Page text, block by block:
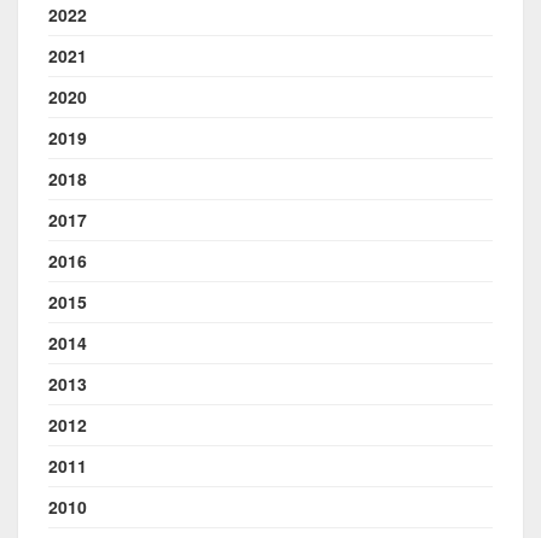
2022
2021
2020
2019
2018
2017
2016
2015
2014
2013
2012
2011
2010